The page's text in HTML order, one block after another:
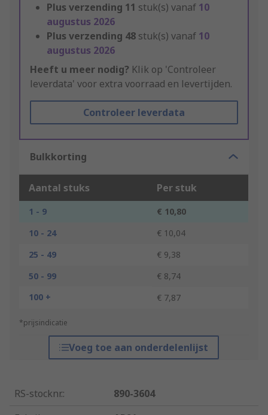
Plus verzending 11 stuk(s) vanaf 10
augustus 2026
Plus verzending 48 stuk(s) vanaf 10
augustus 2026
Heeft u meer nodig? Klik op 'Controleer
leverdata' voor extra voorraad en levertijden.
Controleer leverdata
Bulkkorting
Aantal stuks Per stuk
1 - 9
€ 10,80
10 - 24
€ 10,04
25 - 49
€ 9,38
50 - 99
€ 8,74
100 +
€ 7,87
*prijsindicatie
Voeg toe aan onderdelenlijst
RS-stocknr.:
890-3604